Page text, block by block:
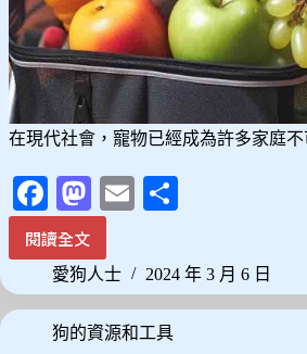
在現代社會，寵物已經成為許多家庭
Fa
ce
bo
ok
M
as
to
do
n
E
ail
閱讀全文
最
佳
寵
物
推
愛狗人士 2024 年 3 月 6 日
狗的資源和工具